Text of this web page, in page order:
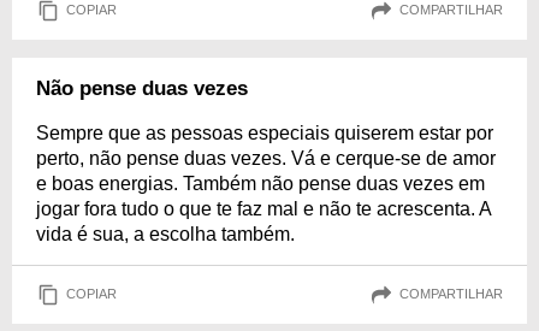
COPIAR COMPARTILHAR
Não pense duas vezes
Sempre que as pessoas especiais quiserem estar por
perto, não pense duas vezes. Vá e cerque-se de amor
e boas energias. Também não pense duas vezes em
jogar fora tudo o que te faz mal e não te acrescenta. A
vida é sua, a escolha também.
COPIAR COMPARTILHAR